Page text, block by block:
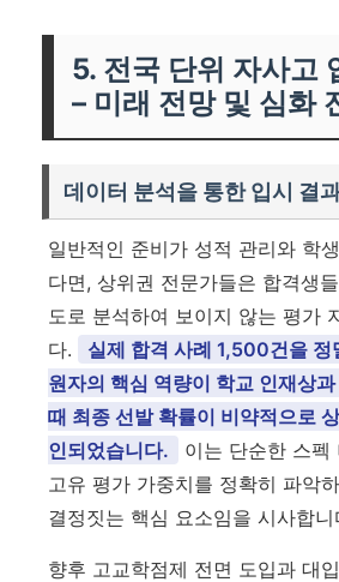
5. 전국 단위 자사고
– 미래 전망 및 심화
데이터 분석을 통한 입시 결
일반적인 준비가 성적 관리와 학
다면, 상위권 전문가들은 합격생
도로 분석하여 보이지 않는 평가
다.
실제 합격 사례 1,500건을 정
원자의 핵심 역량이 학교 인재상
때 최종 선발 확률이 비약적으로
인되었습니다.
이는 단순한 스펙
고유 평가 가중치를 정확히 파악
결정짓는 핵심 요소임을 시사합니
향후 고교학점제 전면 도입과 대